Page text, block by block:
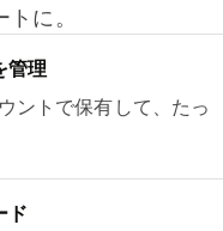
に。
管理
ントで保有して、たっ
ド